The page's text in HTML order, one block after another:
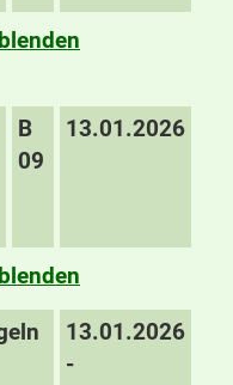
B
09
13.01.2026
13.01.2026
-